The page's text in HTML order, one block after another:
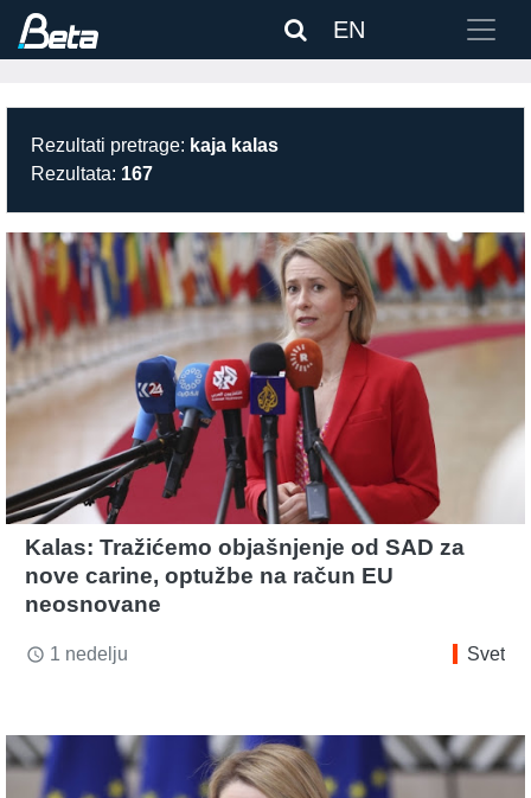
EN
Rezultati pretrage: kaja kalas
Rezultata: 167
Kalas: Tražićemo objašnjenje od SAD za
nove carine, optužbe na račun EU
neosnovane
access_time 1 nedelju Svet